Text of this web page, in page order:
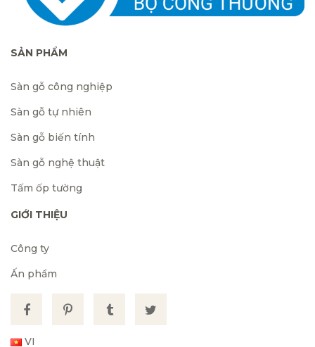
SẢN PHẨM
Sàn gỗ công nghiệp
Sàn gỗ tự nhiên
Sàn gỗ biến tính
Sàn gỗ nghệ thuật
Tấm ốp tường
GIỚI THIỆU
Công ty
Ấn phẩm
VI